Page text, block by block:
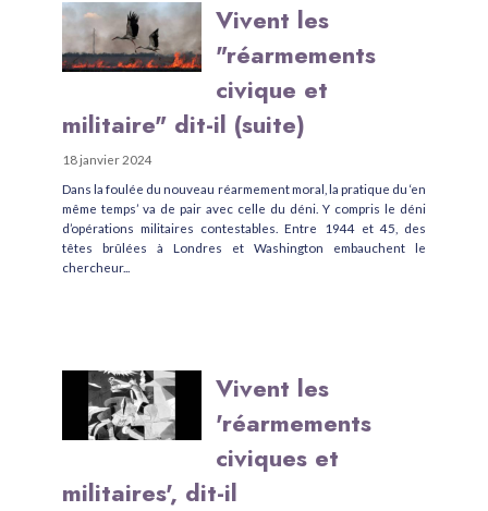
Vivent les
"réarmements
civique et
militaire" dit-il (suite)
18 janvier 2024
Dans la foulée du nouveau réarmement moral, la pratique du ‘en
même temps’ va de pair avec celle du déni. Y compris le déni
d’opérations militaires contestables. Entre 1944 et 45, des
têtes brûlées à Londres et Washington embauchent le
chercheur...
Vivent les
'réarmements
civiques et
militaires', dit-il